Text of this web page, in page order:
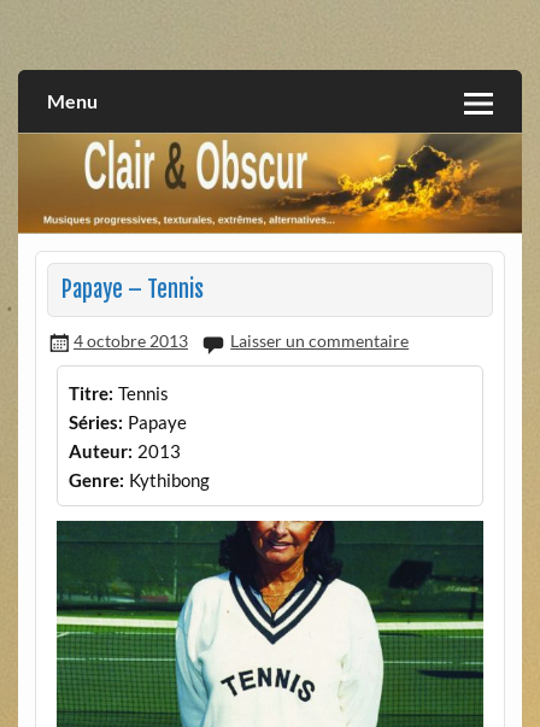
extrêmes, alternatives, texturales
Menu
Papaye – Tennis
4 octobre 2013 Laisser un commentaire
Titre: Tennis
Séries: Papaye
Auteur: 2013
Genre: Kythibong